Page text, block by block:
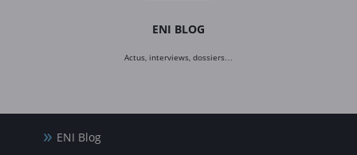
ENI BLOG
Actus, interviews, dossiers…
ENI Blog